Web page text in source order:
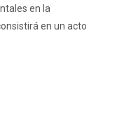
en la
en un acto